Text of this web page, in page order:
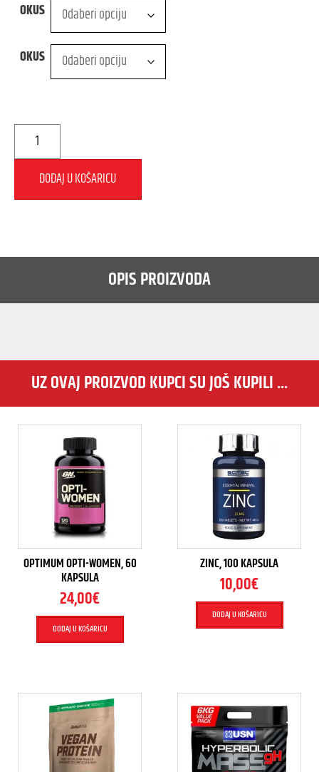
OKUS
OKUS
DODAJ U KOŠARICU
OPIS PROIZVODA
UZ OVAJ PROIZVOD KUPCI SU JOŠ KUPILI ...
OPTIMUM OPTI-WOMEN, 60
KAPSULA
24,00€
DODAJ U KOŠARICU
ZINC, 100 KAPSULA
10,00€
DODAJ U KOŠARICU